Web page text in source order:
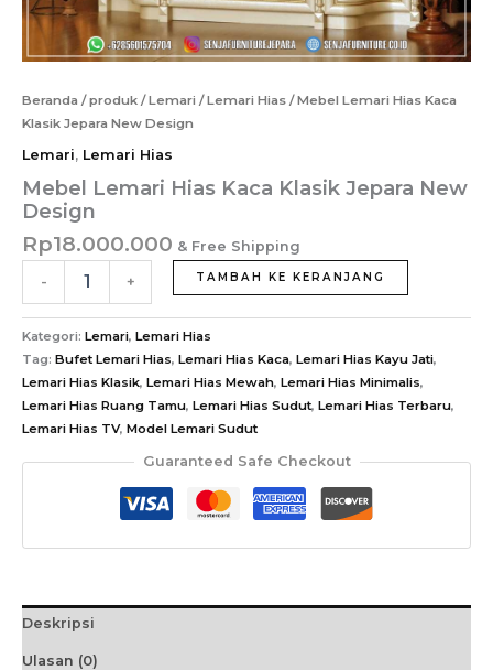
Beranda /produk /Lemari /Lemari Hias / Mebel Lemari Hias Kaca
Klasik Jepara New Design
Lemari, Lemari Hias
Mebel Lemari Hias Kaca Klasik Jepara New
Design
Rp18.000.000 & Free Shipping
-
Lemari
Hias
Kaca
Klasik
Jepara
New
+ TAMBAH KE KERANJANG
Kategori: Lemari, Lemari Hias
Tag: Bufet Lemari Hias, Lemari Hias Kaca, Lemari Hias Kayu Jati,
Lemari Hias Klasik, Lemari Hias Mewah, Lemari Hias Minimalis,
Lemari Hias Ruang Tamu, Lemari Hias Sudut, Lemari Hias Terbaru,
Lemari Hias TV, Model Lemari Sudut
Guaranteed Safe Checkout
Deskripsi
Ulasan (0)